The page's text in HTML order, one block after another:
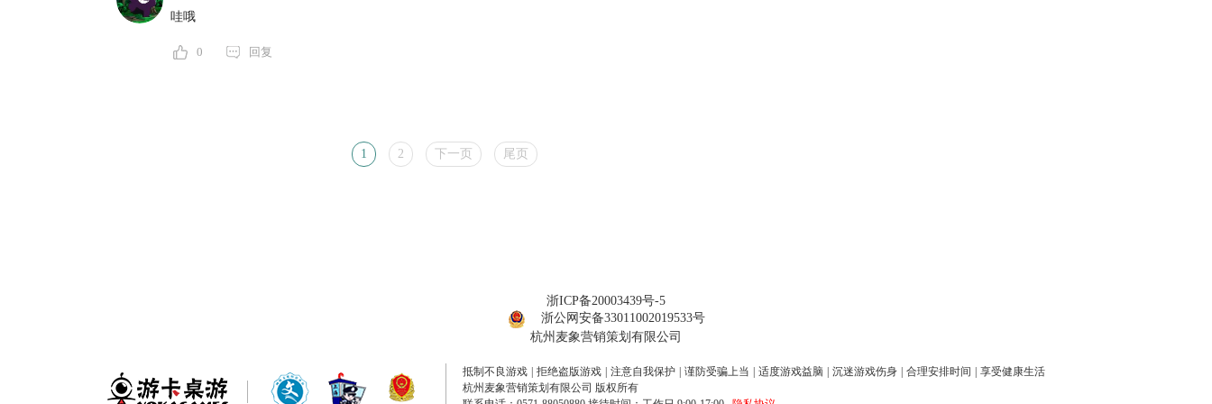
哇哦
0 回复
1 2 下一页 尾页
浙ICP备20003439号-5
浙公网安备33011002019533号
杭州麦象营销策划有限公司
抵制不良游戏 拒绝盗版游戏 注意自我保护 谨防受骗上当 适度游戏益脑 沉迷游戏伤身 合理安排时间
享受健康生活
杭州麦象营销策划有限公司 版权所有